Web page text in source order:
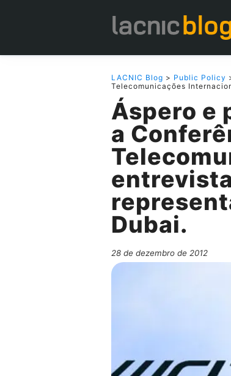
LACNIC Blog > Public Policy
Telecomunicações
Áspero e
a
Dubai.
28 de dezembro de 2012